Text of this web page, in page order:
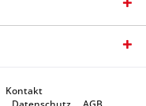
Kontakt